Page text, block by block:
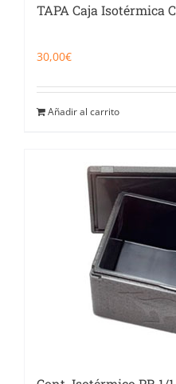
TAPA Caja Isotérmica
30,00€
Añadir al carrito